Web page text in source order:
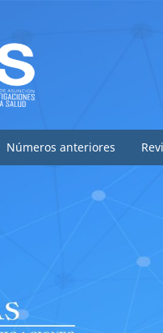
Números anteriores